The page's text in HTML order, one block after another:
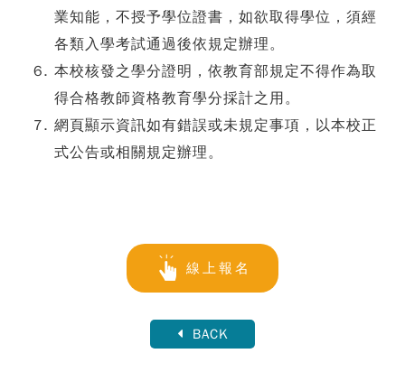
業知能，不授予學位證書，如欲取得學位，須經
各類入學考試通過後依規定辦理。
本校核發之學分證明，依教育部規定不得作為取
得合格教師資格教育學分採計之用。
網頁顯示資訊如有錯誤或未規定事項，以本校正
式公告或相關規定辦理。
線上報名
BACK